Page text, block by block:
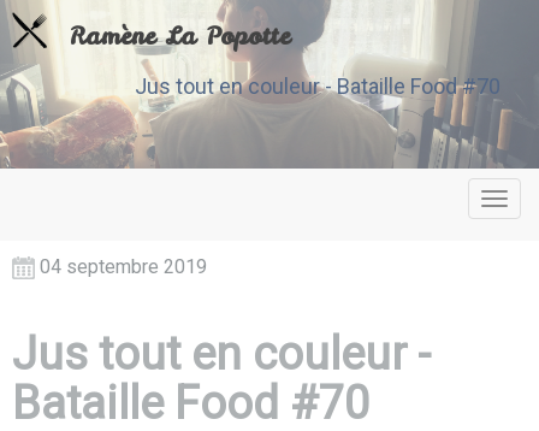
Ramène La Popotte
Jus tout en couleur - Bataille Food #70
04 septembre 2019
Jus tout en couleur -
Bataille Food #70